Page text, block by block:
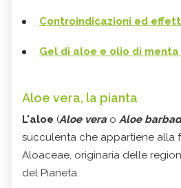
Controindicazioni ed
Gel di aloe e olio di
Aloe vera, la pianta
L'aloe (Aloe vera o Aloe
succulenta che appartiene alla
Aloaceae, originaria delle
del Pianeta.